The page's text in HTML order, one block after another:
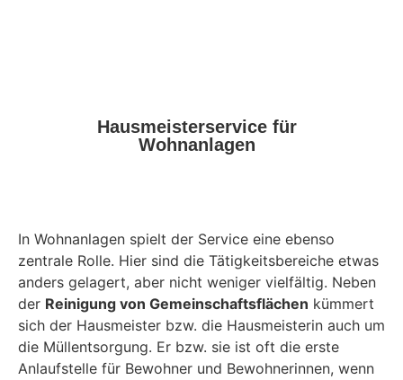
Hausmeisterservice für
Wohnanlagen
In Wohnanlagen spielt der Service eine ebenso
zentrale Rolle. Hier sind die Tätigkeitsbereiche etwas
anders gelagert, aber nicht weniger vielfältig. Neben
der Reinigung von Gemeinschaftsflächen kümmert
sich der Hausmeister bzw. die Hausmeisterin auch um
die Müllentsorgung. Er bzw. sie ist oft die erste
Anlaufstelle für Bewohner und Bewohnerinnen, wenn